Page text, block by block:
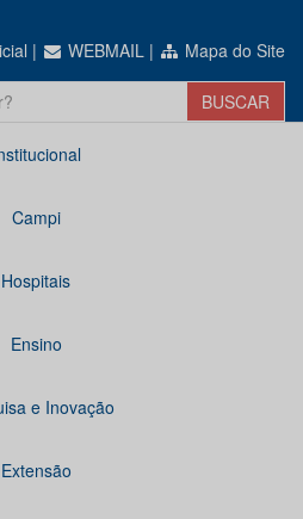
| WEBMAIL | Mapa do Site
Campi
Hospitais
Ensino
e Inovação
Extensão